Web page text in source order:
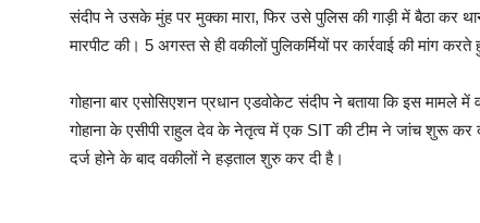
संदीप ने उसके मुंह पर मुक्का मारा, फिर उसे पुलिस की गाड़ी में बैठा कर
मारपीट की। 5 अगस्त से ही वकीलों पुलिकर्मियों पर कार्रवाई की मांग
गोहाना बार एसोसिएशन प्रधान एडवोकेट संदीप ने बताया कि इस मामले
गोहाना के एसीपी राहुल देव के नेतृत्व में एक SIT की टीम ने जांच शुरू कर
दर्ज होने के बाद वकीलों ने हड़ताल शुरु कर दी है।